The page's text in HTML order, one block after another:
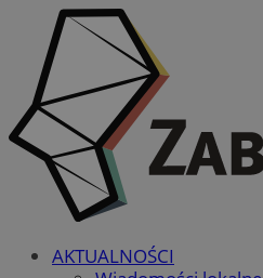
AKTUALNOŚCI